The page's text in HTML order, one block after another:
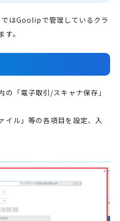
ではGoolipで管理しているクラ
。
の「電子取引/スキャナ保存」
イル」等の各項目を設定、入